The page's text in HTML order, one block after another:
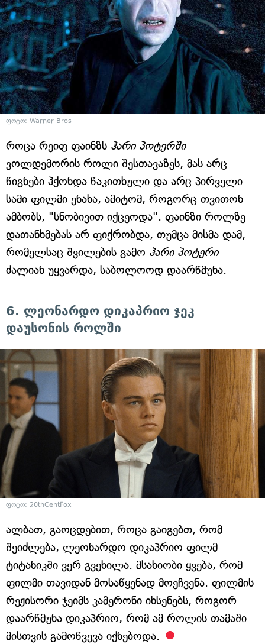
ფოტო: Warner Bros
როცა რეიფ ფაინზს ჰარი პოტერში
ვოლდემორის როლი შესთავაზეს, მას არც
წიგნები ჰქონდა წაკითხული და არც პირველი
სამი ფილმი ენახა, ამიტომ, როგორც თვითონ
ამბობს, "სნობივით იქცეოდა". ფაინზი როლზე
დათანხმებას არ ფიქრობდა, თუმცა მისმა დამ,
რომელსაც შვილების გამო ჰარი პოტერი
ძალიან უყვარდა, საბოლოოდ დაარწმუნა.
6. ლეონარდო დიკაპრიო ჯეკ
დაუსონის როლში
ფოტო: 20thCentFox
ალბათ, გაოცდებით, როცა გაიგებთ, რომ
შეიძლება, ლეონარდო დიკაპრიო ფილმ
ტიტანიკში ვერ გვეხილა. მსახიობი ყვება, რომ
ფილმი თავიდან მოსაწყენად მოეჩვენა. ფილმის
რეჟისორი ჯეიმს კამერონი იხსენებს, როგორ
დაარწმუნა დიკაპრიო, რომ ამ როლის თამაში
მისთვის გამოწვევა იქნებოდა.